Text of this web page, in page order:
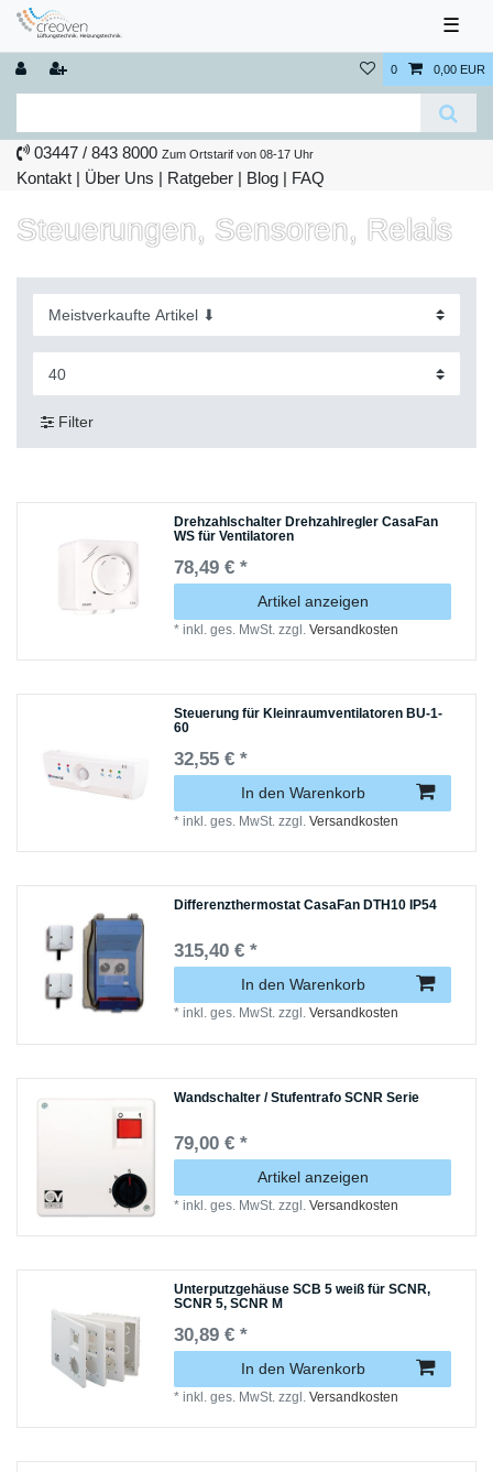
☰
0 0,00 EUR
03447 / 843 8000 Zum Ortstarif von 08-17 Uhr
Kontakt | Über Uns | Ratgeber | Blog | FAQ
Steuerungen, Sensoren, Relais
Filter
Drehzahlschalter Drehzahlregler CasaFan
WS für Ventilatoren
78,49 € *
Artikel anzeigen
*inkl. ges. MwSt. zzgl.Versandkosten
Steuerung für Kleinraumventilatoren BU-1-
60
32,55 € *
In den Warenkorb
*inkl. ges. MwSt. zzgl.Versandkosten
Differenzthermostat CasaFan DTH10 IP54
315,40 € *
In den Warenkorb
*inkl. ges. MwSt. zzgl.Versandkosten
Wandschalter / Stufentrafo SCNR Serie
79,00 € *
Artikel anzeigen
*inkl. ges. MwSt. zzgl.Versandkosten
Unterputzgehäuse SCB 5 weiß für SCNR,
SCNR 5, SCNR M
30,89 € *
In den Warenkorb
*inkl. ges. MwSt. zzgl.Versandkosten